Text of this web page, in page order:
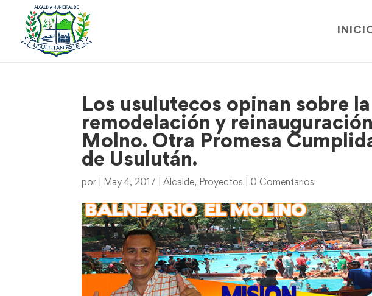
Los usulutecos opinan sobre
remodelación y
Molno. Otra Promesa
de Usulután.
por May 4, 2017 |Alcalde, Proyectos 0 Comentarios